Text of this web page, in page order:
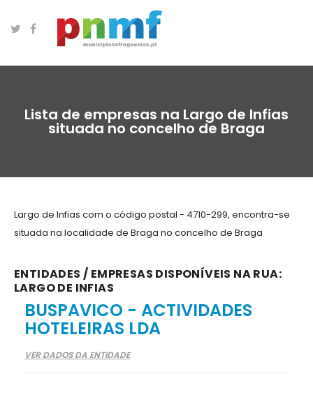
Lista de empresas na Largo de Infias
situada no concelho de Braga
Largo de Infias com o código postal - 4710-299, encontra-se
situada na localidade de Braga no concelho de Braga
ENTIDADES / EMPRESAS DISPONÍVEIS NA RUA:
LARGO DE INFIAS
BUSPAVICO - ACTIVIDADES
HOTELEIRAS LDA
VER DADOS DA ENTIDADE